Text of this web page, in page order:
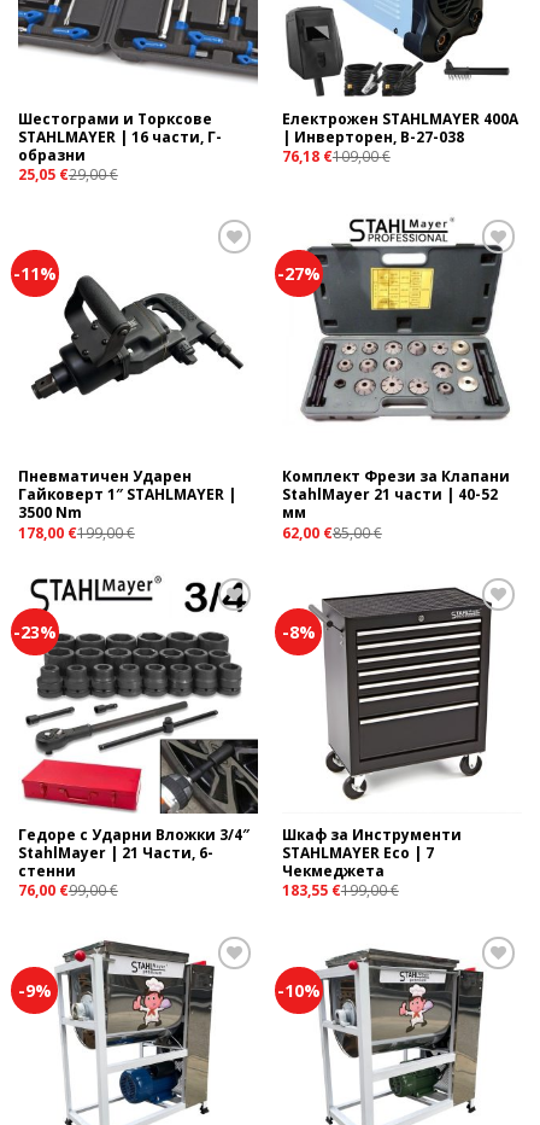
Шестограми и Торксове
STAHLMAYER | 16 части, Г-
образни
25,05 €29,00€
Електрожен STAHLMAYER 400А
| Инверторен, B-27-038
76,18 €109,00€
-11%
wishlist
Пневматичен Ударен
Гайковерт 1″ STAHLMAYER |
3500 Nm
178,00 €199,00€
-27%
Add to
wishlist
Комплект Фрези за Клапани
StahlMayer 21 части | 40-52
мм
62,00 €85,00€
-23%
Add to
wishlist
Гедоре с Ударни Вложки 3/4″
StahlMayer | 21 Части, 6-
стенни
76,00 €99,00€
-8%
Add to
wishlist
Шкаф за Инструменти
STAHLMAYER Eco | 7
Чекмеджета
183,55 €199,00€
-9%
Add to
wishlist
-10%
Add to
wishlist